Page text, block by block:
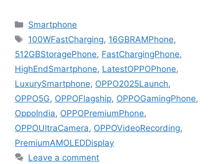
Categories
Smartphone
Tags
100WFastCharging, 16GBRAMPhone,
512GBStoragePhone, FastChargingPhone,
HighEndSmartphone, LatestOPPOPhone,
LuxurySmartphone, OPPO2025Launch,
OPPO5G, OPPOFlagship, OPPOGamingPhone,
OppoIndia, OPPOPremiumPhone,
OPPOUltraCamera, OPPOVideoRecording,
PremiumAMOLEDDisplay
Leave a comment